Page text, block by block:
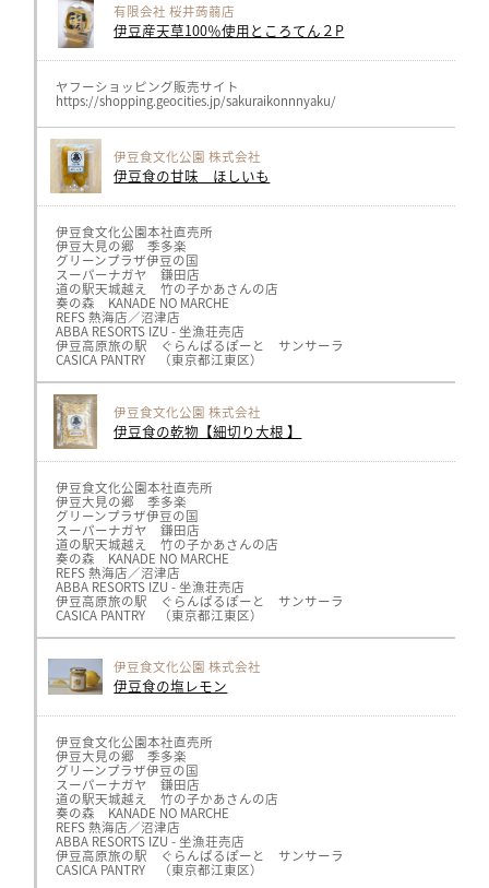
有限会社 桜井蒟蒻店
伊豆産天草100％使用ところてん２P
ヤフーショッピング販売サイト
https://shopping.geocities.jp/sakuraikonnnyaku/
伊豆食文化公園 株式会社
伊豆食の甘味 ほしいも
伊豆食文化公園本社直売所
伊豆大見の郷 季多楽
グリーンプラザ伊豆の国
スーパーナガヤ 鎌田店
道の駅天城越え 竹の子かあさんの店
奏の森 KANADE NO MARCHE
REFS 熱海店／沼津店
ABBA RESORTS IZU - 坐漁荘売店
伊豆高原旅の駅 ぐらんぱるぽーと サンサーラ
CASICA PANTRY （東京都江東区）
※取り扱い商品や在庫状況はそれぞれ異なりますので
各店舗までお問い合わせください
伊豆食文化公園 株式会社
伊豆食の乾物【細切り大根 】
伊豆食文化公園本社直売所
伊豆大見の郷 季多楽
グリーンプラザ伊豆の国
スーパーナガヤ 鎌田店
道の駅天城越え 竹の子かあさんの店
奏の森 KANADE NO MARCHE
REFS 熱海店／沼津店
ABBA RESORTS IZU - 坐漁荘売店
伊豆高原旅の駅 ぐらんぱるぽーと サンサーラ
CASICA PANTRY （東京都江東区）
※取り扱い商品や在庫状況はそれぞれ異なりますので
各店舗までお問い合わせください
伊豆食文化公園 株式会社
伊豆食の塩レモン
伊豆食文化公園本社直売所
伊豆大見の郷 季多楽
グリーンプラザ伊豆の国
スーパーナガヤ 鎌田店
道の駅天城越え 竹の子かあさんの店
奏の森 KANADE NO MARCHE
REFS 熱海店／沼津店
ABBA RESORTS IZU - 坐漁荘売店
伊豆高原旅の駅 ぐらんぱるぽーと サンサーラ
CASICA PANTRY （東京都江東区）